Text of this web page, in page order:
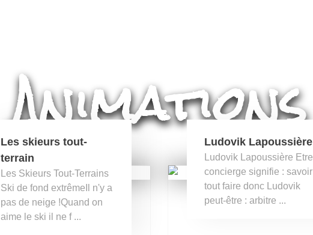
Animations
Les skieurs tout-
terrain
Les Skieurs Tout-Terrains
Ski de fond extrêmeIl n'y a
pas de neige !Quand on
aime le ski il ne f ...
Ludovik Lapoussière
Ludovik Lapoussière Etre
concierge signifie : savoir
tout faire donc Ludovik
peut-être : arbitre ...